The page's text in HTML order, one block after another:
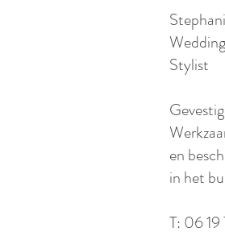
Stylist
en
in het
T: 06